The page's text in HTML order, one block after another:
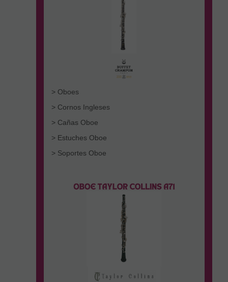
> Oboes
> Cornos Ingleses
> Cañas Oboe
> Estuches Oboe
> Soportes Oboe